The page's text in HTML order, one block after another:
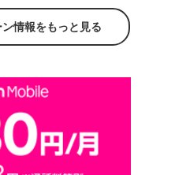
情報をもっと見る